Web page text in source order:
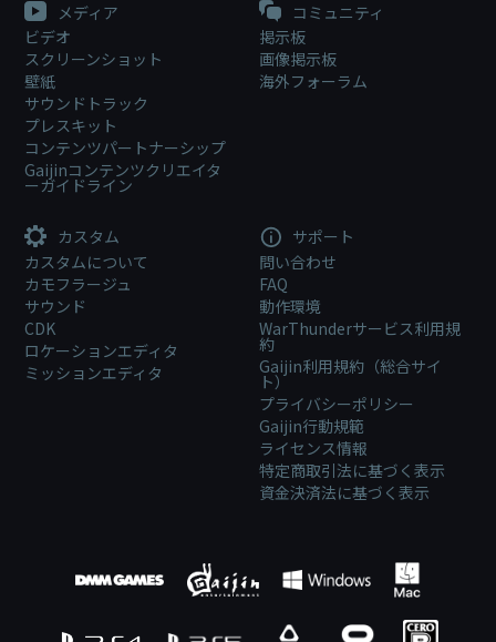
メディア
ビデオ
スクリーンショット
壁紙
サウンドトラック
プレスキット
コンテンツパートナーシップ
Gaijinコンテンツクリエイタ
ーガイドライン
コミュニティ
掲示板
画像掲示板
海外フォーラム
カスタム
カスタムについて
カモフラージュ
サウンド
CDK
ロケーションエディタ
ミッションエディタ
サポート
問い合わせ
FAQ
動作環境
WarThunderサービス利用規
約
Gaijin利用規約（総合サイ
ト）
プライバシーポリシー
Gaijin行動規範
ライセンス情報
特定商取引法に基づく表示
資金決済法に基づく表示